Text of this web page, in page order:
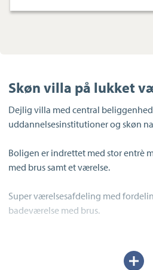
Skøn villa på lukket
Dejlig villa med central
uddannelsesinstitutioner og skøn
Boligen er indrettet med stor entrè
med brus samt et værelse.
Super værelsesafdeling med
badeværelse med brus.
spisekrog. Fra køkken direkte